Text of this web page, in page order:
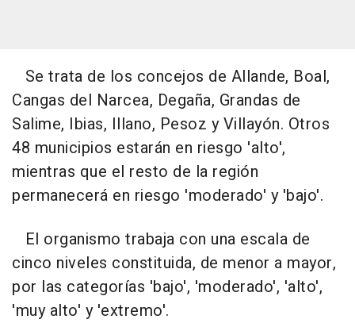
Se trata de los concejos de Allande, Boal,
Cangas del Narcea, Degaña, Grandas de
Salime, Ibias, Illano, Pesoz y Villayón. Otros
48 municipios estarán en riesgo 'alto',
mientras que el resto de la región
permanecerá en riesgo 'moderado' y 'bajo'.
El organismo trabaja con una escala de
cinco niveles constituida, de menor a mayor,
por las categorías 'bajo', 'moderado', 'alto',
'muy alto' y 'extremo'.